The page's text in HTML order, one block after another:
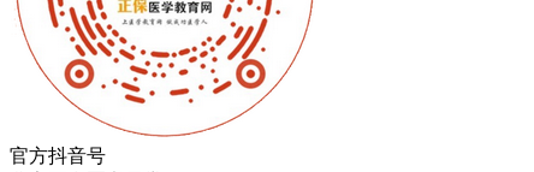
官方抖音号